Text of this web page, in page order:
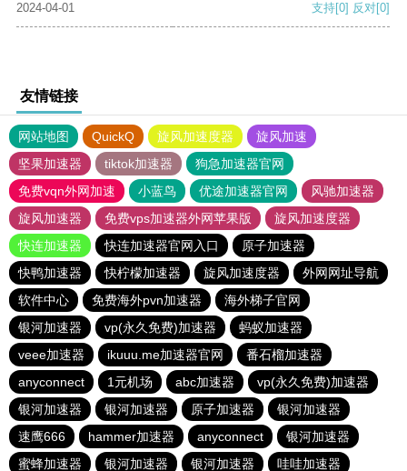
2024-04-01 支持[0] 反对[0]
友情链接
网站地图 QuickQ 旋风加速度器
旋风加速
坚果加速器
tiktok加速器
狗急加速器官网
免费vqn外网加速
小蓝鸟 优途加速器官网
风驰加速器
旋风加速器
免费vps加速器外网苹果版
旋风加速度器
快连加速器
快连加速器官网入口
原子加速器
快鸭加速器
快柠檬加速器 旋风加速度器
外网网址导航
软件中心
免费海外pvn加速器
海外梯子官网
银河加速器
vp(永久免费)加速器
蚂蚁加速器
veee加速器
ikuuu.me加速器官网
番石榴加速器
anyconnect
1元机场 abc加速器
vp(永久免费)加速器
银河加速器
银河加速器 原子加速器
银河加速器
速鹰666
hammer加速器 anyconnect
银河加速器
蜜蜂加速器
银河加速器 银河加速器 哇哇加速器